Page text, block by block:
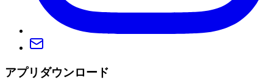
アプリダウンロード